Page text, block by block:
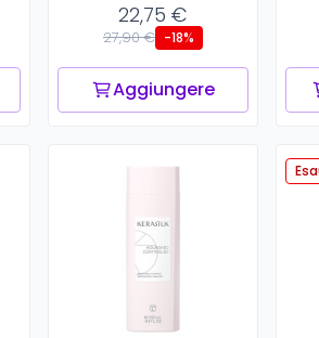
22,75 €
27,90 € -18%
Aggiungere